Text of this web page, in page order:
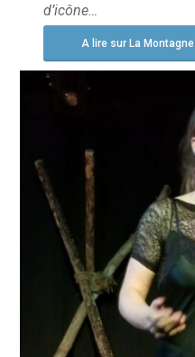
d’icône…
A lire sur La Montagne